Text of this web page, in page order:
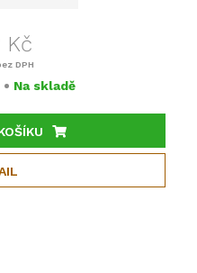
Kč
DPH
• Na skladě